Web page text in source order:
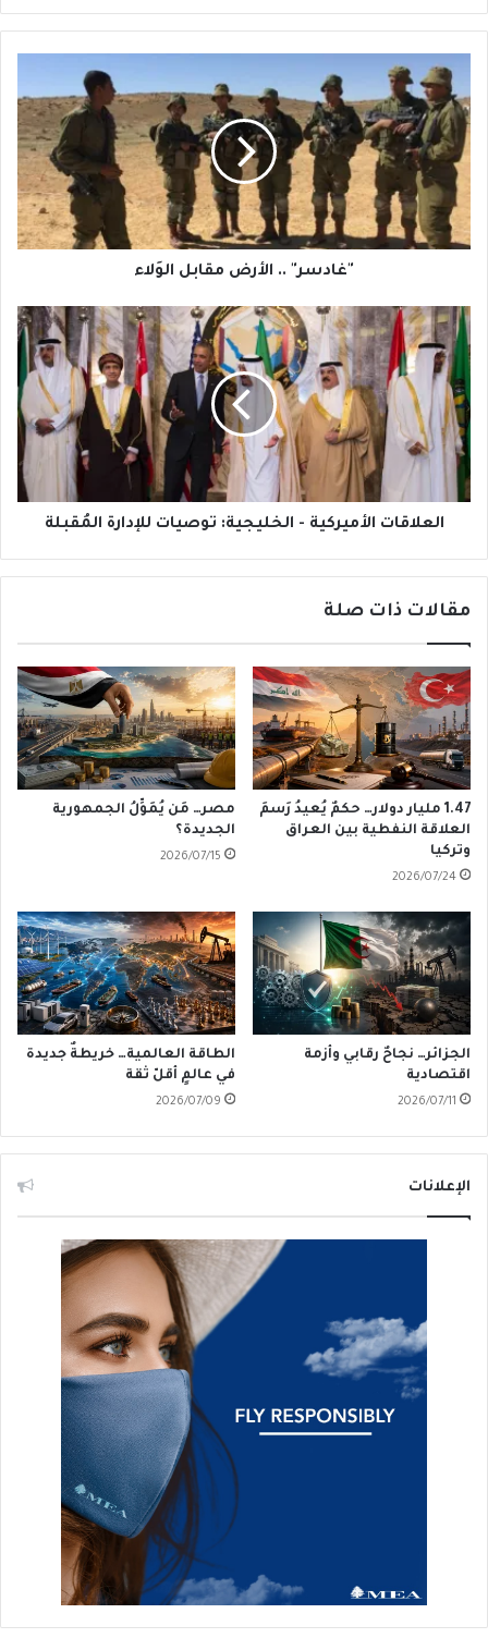
"غادسر"
الأرض
مقابل
الوَلاء
"غادسر" .. الأرض مقابل الوَلاء
العلاقات
الأميركية
-
الخليجية:
توصيات
للإدارة
المُقبلة
العلاقات الأميركية - الخليجية: توصيات للإدارة المُقبلة
مقالات ذات صلة
1.47 مليار دولار… حكمٌ يُعيدُ رَسمَ
العلاقة النفطية بين العراق
وتركيا
2026/07/24
مصر… مَن يُمَوِّلُ الجمهورية
الجديدة؟
2026/07/15
الجزائر… نجاحٌ رقابي وأزمة
اقتصادية
2026/07/11
الطاقة العالمية… خريطةٌ جديدة
في عالمٍ أقلّ ثقة
2026/07/09
الإعلانات